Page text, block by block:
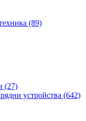
(89)
(27)
устройства (642)